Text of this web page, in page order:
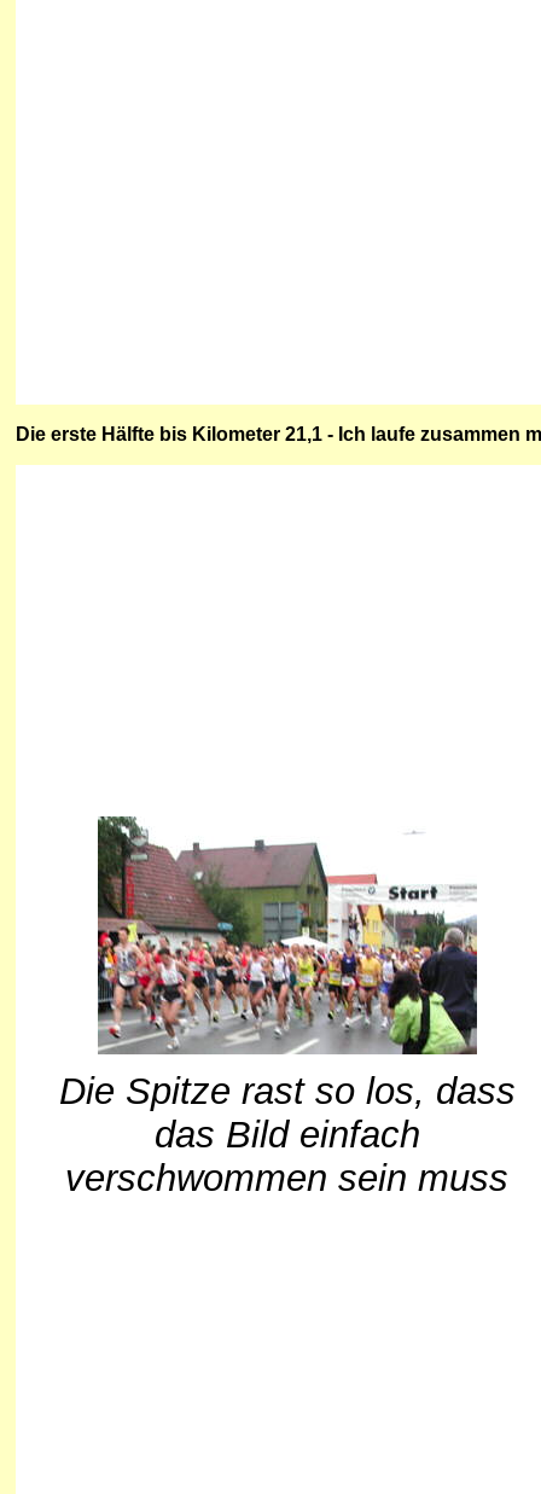
Die erste Hälfte bis Kilometer 21,1 - Ich laufe zusammen
Die Spitze rast so los, dass
das Bild einfach
verschwommen sein muss